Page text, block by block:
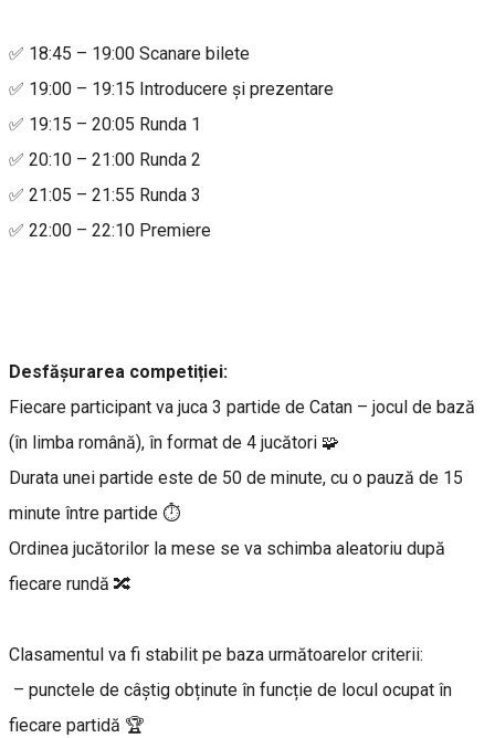
✅ 18:45 – 19:00 Scanare bilete
✅ 19:00 – 19:15 Introducere și prezentare
✅ 19:15 – 20:05 Runda 1
✅ 20:10 – 21:00 Runda 2
✅ 21:05 – 21:55 Runda 3
✅ 22:00 – 22:10 Premiere
Desfășurarea competiției:
Fiecare participant va juca 3 partide de Catan – jocul de bază
(în limba română), în format de 4 jucători 🧩
Durata unei partide este de 50 de minute, cu o pauză de 15
minute între partide ⏱
Ordinea jucătorilor la mese se va schimba aleatoriu după
fiecare rundă 🔀
Clasamentul va fi stabilit pe baza următoarelor criterii:
– punctele de câștig obținute în funcție de locul ocupat în
fiecare partidă 🏆